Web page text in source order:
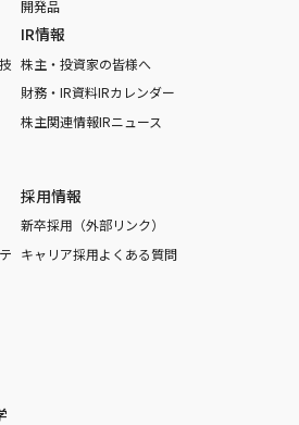
開発品
IR情報
株主・投資家の皆様へ
財務・IR資料IRカレンダー
株主関連情報IRニュース
採用情報
新卒採用（外部リンク）
キャリア採用よくある質問